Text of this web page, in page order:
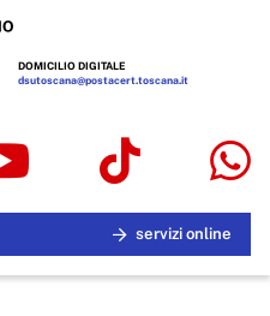
DOMICILIO DIGITALE
dsutoscana@postacert.toscana.it
servizi online